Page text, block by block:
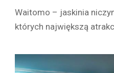
Waitomo – jaskinia
których największą